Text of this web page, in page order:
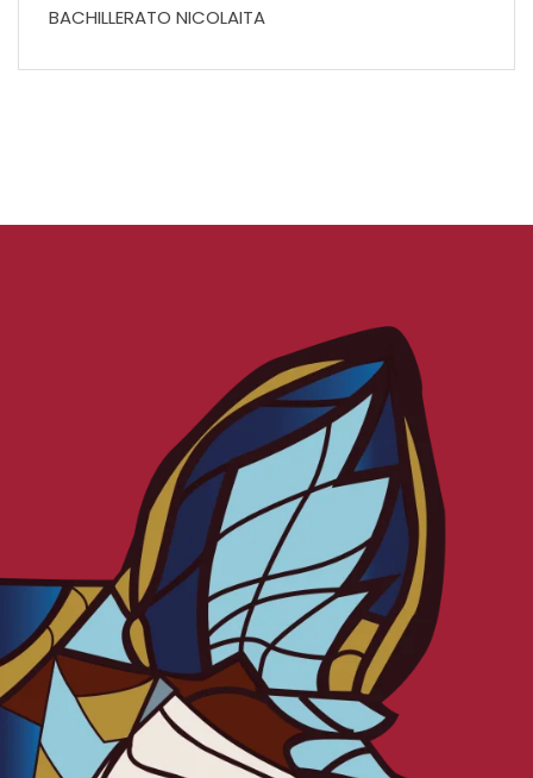
BACHILLERATO NICOLAITA